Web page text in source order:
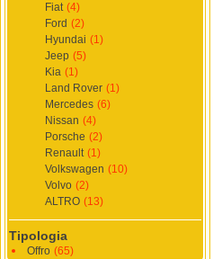
Fiat (4)
Ford (2)
Hyundai (1)
Jeep (5)
Kia (1)
Land Rover (1)
Mercedes (6)
Nissan (4)
Porsche (2)
Renault (1)
Volkswagen (10)
Volvo (2)
ALTRO (13)
Tipologia
Offro (65)